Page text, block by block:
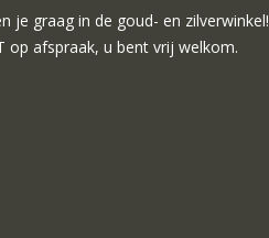
je graag in de goud- en zilverwinkel!
op afspraak, u bent vrij welkom.